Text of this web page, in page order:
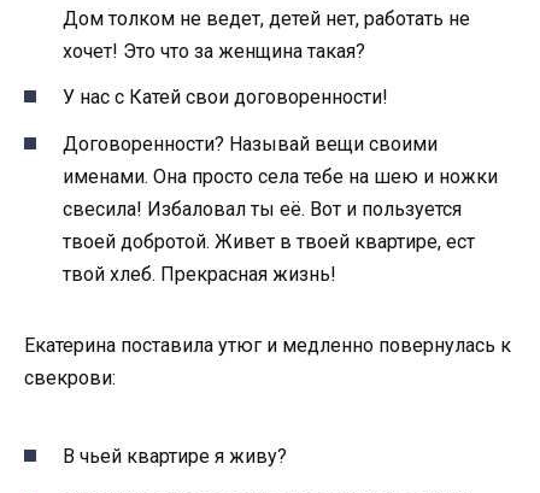
Дом толком не ведет, детей нет, работать не
хочет! Это что за женщина такая?
У нас с Катей свои договоренности!
Договоренности? Называй вещи своими
именами. Она просто села тебе на шею и ножки
свесила! Избаловал ты её. Вот и пользуется
твоей добротой. Живет в твоей квартире, ест
твой хлеб. Прекрасная жизнь!
Екатерина поставила утюг и медленно повернулась к
свекрови:
В чьей квартире я живу?